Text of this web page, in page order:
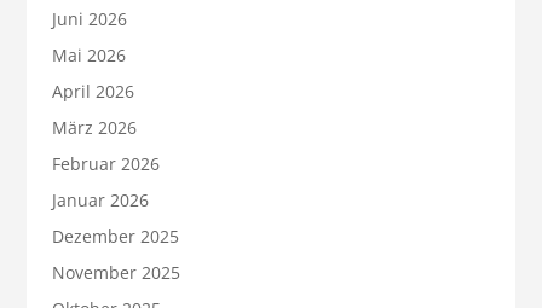
Juni 2026
Mai 2026
April 2026
März 2026
Februar 2026
Januar 2026
Dezember 2025
November 2025